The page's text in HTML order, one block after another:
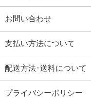
お問い合わせ
支払い方法について
配送方法･送料について
プライバシーポリシー